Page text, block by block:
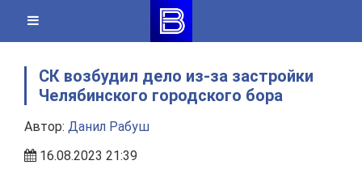
content
СК возбудил дело из-за застройки
Челябинского городского бора
Автор: Данил Рабуш
16.08.2023 21:39